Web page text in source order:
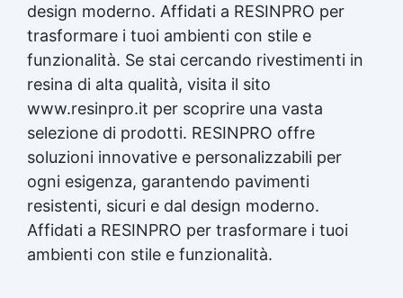
design moderno. Affidati a RESINPRO per
trasformare i tuoi ambienti con stile e
funzionalità. Se stai cercando rivestimenti in
resina di alta qualità, visita il sito
www.resinpro.it per scoprire una vasta
selezione di prodotti. RESINPRO offre
soluzioni innovative e personalizzabili per
ogni esigenza, garantendo pavimenti
resistenti, sicuri e dal design moderno.
Affidati a RESINPRO per trasformare i tuoi
ambienti con stile e funzionalità.